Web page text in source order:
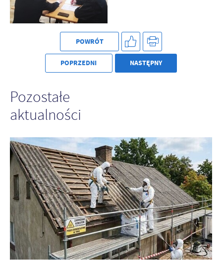
POWRÓT
POPRZEDNI NASTĘPNY
Pozostałe
aktualności